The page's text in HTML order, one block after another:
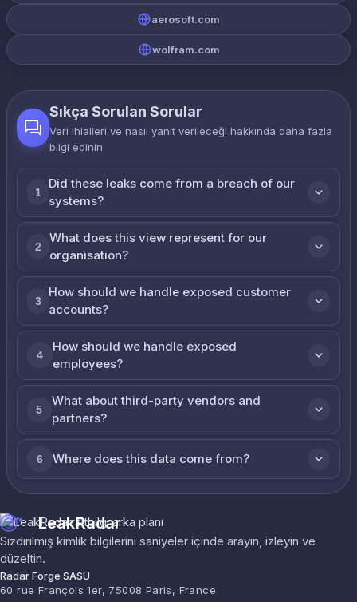
aerosoft.com
wolfram.com
Sıkça Sorulan Sorular
Veri ihlalleri ve nasıl yanıt verileceği hakkında daha fazla
bilgi edinin
1
Did these leaks come from a breach of our
systems?
2
What does this view represent for our
organisation?
3
How should we handle exposed customer
accounts?
4
How should we handle exposed
employees?
5
What about third-party vendors and
partners?
6 Where does this data come from?
LeakRadar
Sızdırılmış kimlik bilgilerini saniyeler içinde arayın, izleyin ve
düzeltin.
Radar Forge SASU
60 rue François 1er, 75008 Paris, France